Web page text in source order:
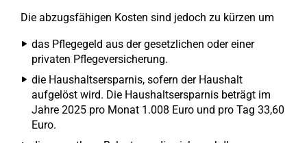
Die abzugsfähigen Kosten sind jedoch zu kürzen um
das Pflegegeld aus der gesetzlichen oder einer
privaten Pflegeversicherung.
die Haushaltsersparnis, sofern der Haushalt
aufgelöst wird. Die Haushaltsersparnis beträgt im
Jahre 2025 pro Monat 1.008 Euro und pro Tag 33,60
Euro.